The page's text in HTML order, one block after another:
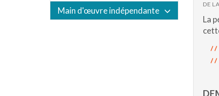
Main d'œuvre indépendante
DE
La